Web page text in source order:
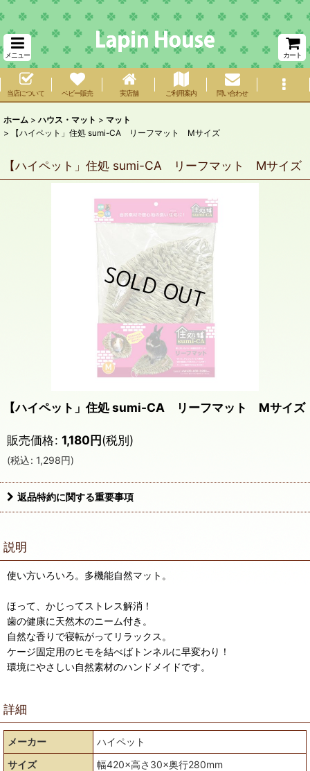
メニュー カート
当店について ベビー販売 実店舗 ご利用案内 問い合わせ
ホーム > ハウス・マット > マット
>
【ハイペット」住処 sumi-CA リーフマット Mサイズ
【ハイペット」住処 sumi-CA リーフマット Mサイズ
【ハイペット」住処 sumi-CA リーフマット Mサイズ
販売価格: 1,180円(税別)
(税込: 1,298円)
返品特約に関する重要事項
説明
使い方いろいろ。多機能自然マット。
ほって、かじってストレス解消！
歯の健康に天然木のニーム付き。
自然な香りで寝転がってリラックス。
ケージ固定用のヒモを結べばトンネルに早変わり！
環境にやさしい自然素材のハンドメイドです。
詳細
メーカー
ハイペット
サイズ
幅420×高さ30×奥行280mm